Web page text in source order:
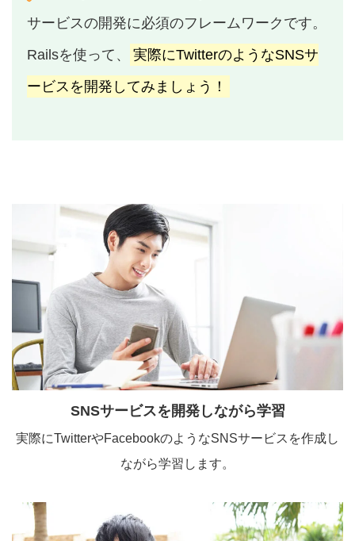
サービスの開発に必須のフレームワークです。
Railsを使って、
実際にTwitterのようなSNSサ
ービスを開発してみましょう！
SNSサービスを開発しながら学習
実際にTwitterやFacebookのようなSNSサービスを作成し
ながら学習します。